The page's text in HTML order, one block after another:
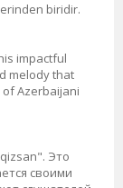
biridir.
impactful
melody that
Azerbaijani
Это
своими